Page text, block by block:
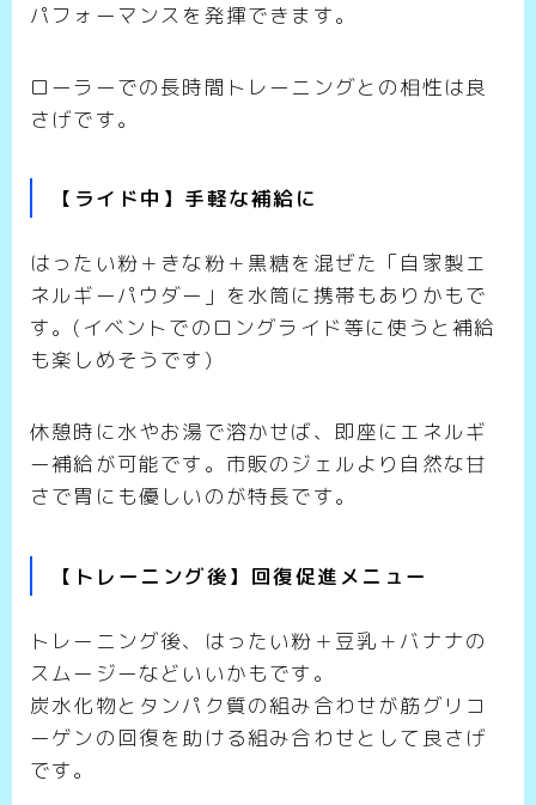
パフォーマンスを発揮できます。
ローラーでの長時間トレーニングとの相性は良
さげです。
【ライド中】手軽な補給に
はったい粉＋きな粉＋黒糖を混ぜた「自家製エ
ネルギーパウダー」を水筒に携帯もありかもで
す。(イベントでのロングライド等に使うと補給
も楽しめそうです)
休憩時に水やお湯で溶かせば、即座にエネルギ
ー補給が可能です。市販のジェルより自然な甘
さで胃にも優しいのが特長です。
【トレーニング後】回復促進メニュー
トレーニング後、はったい粉＋豆乳＋バナナの
スムージーなどいいかもです。
炭水化物とタンパク質の組み合わせが筋グリコ
ーゲンの回復を助ける組み合わせとして良さげ
です。